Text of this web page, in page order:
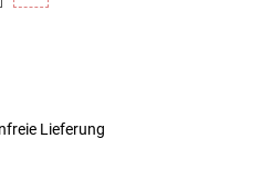
Lieferung